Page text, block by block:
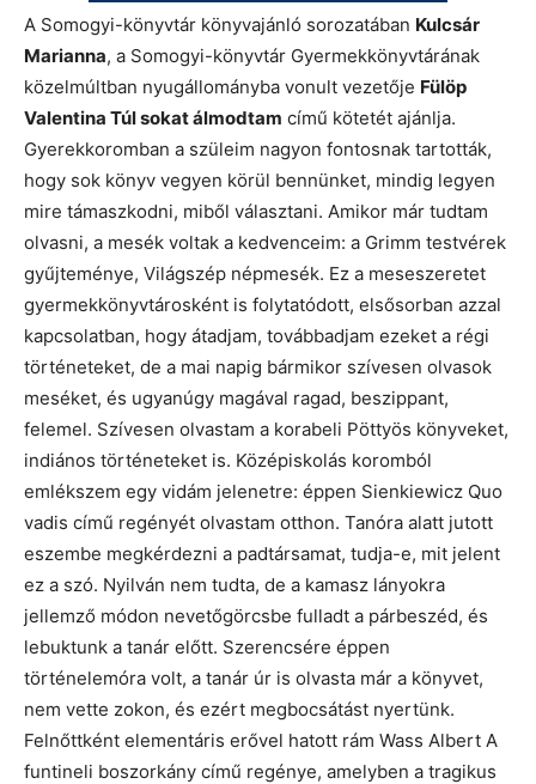
A Somogyi-könyvtár könyvajánló sorozatában Kulcsár
Marianna, a Somogyi-könyvtár Gyermekkönyvtárának
közelmúltban nyugállományba vonult vezetője Fülöp
Valentina Túl sokat álmodtam című kötetét ajánlja.
Gyerekkoromban a szüleim nagyon fontosnak tartották,
hogy sok könyv vegyen körül bennünket, mindig legyen
mire támaszkodni, miből választani. Amikor már tudtam
olvasni, a mesék voltak a kedvenceim: a Grimm testvérek
gyűjteménye, Világszép népmesék. Ez a meseszeretet
gyermekkönyvtárosként is folytatódott, elsősorban azzal
kapcsolatban, hogy átadjam, továbbadjam ezeket a régi
történeteket, de a mai napig bármikor szívesen olvasok
meséket, és ugyanúgy magával ragad, beszippant,
felemel. Szívesen olvastam a korabeli Pöttyös könyveket,
indiános történeteket is. Középiskolás koromból
emlékszem egy vidám jelenetre: éppen Sienkiewicz Quo
vadis című regényét olvastam otthon. Tanóra alatt jutott
eszembe megkérdezni a padtársamat, tudja-e, mit jelent
ez a szó. Nyilván nem tudta, de a kamasz lányokra
jellemző módon nevetőgörcsbe fulladt a párbeszéd, és
lebuktunk a tanár előtt. Szerencsére éppen
történelemóra volt, a tanár úr is olvasta már a könyvet,
nem vette zokon, és ezért megbocsátást nyertünk.
Felnőttként elementáris erővel hatott rám Wass Albert A
funtineli boszorkány című regénye, amelyben a tragikus